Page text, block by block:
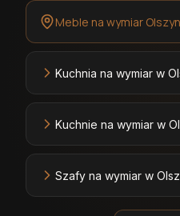
Meble na wymiar
Kuchnia na wymiar w
Kuchnie na wymiar w
Szafy na wymiar w